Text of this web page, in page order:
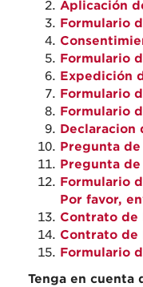
Aplicación
Formulario
Formulario
Expedición
Formulario
Formulario
Declaracion
Pregunta de
Pregunta de
Formulario
Por favor,
Contrato de
Contrato de
Formulario
Tenga en